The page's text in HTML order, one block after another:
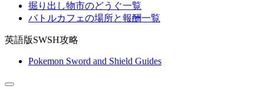
掘り出し物市のどうぐ一覧
バトルカフェの場所と報酬一覧
英語版SWSH攻略
Pokemon Sword and Shield Guides